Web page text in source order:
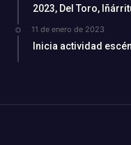
2023, Del Toro,
11 de enero de 2023
Inicia actividad